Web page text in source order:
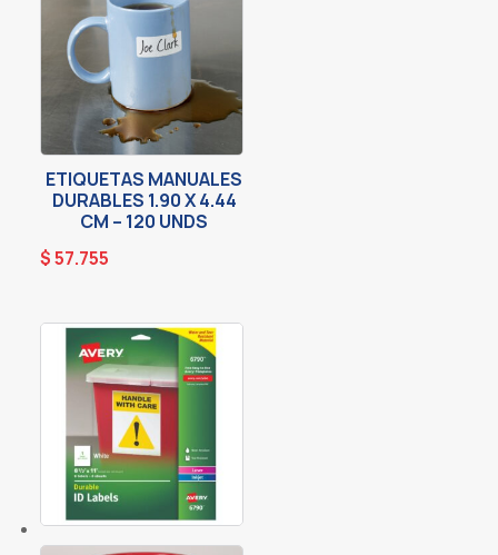
ETIQUETAS MANUALES
DURABLES 1.90 X 4.44
CM – 120 UNDS
$57.755